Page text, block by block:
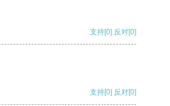
支持[0] 反对[0]
支持[0] 反对[0]